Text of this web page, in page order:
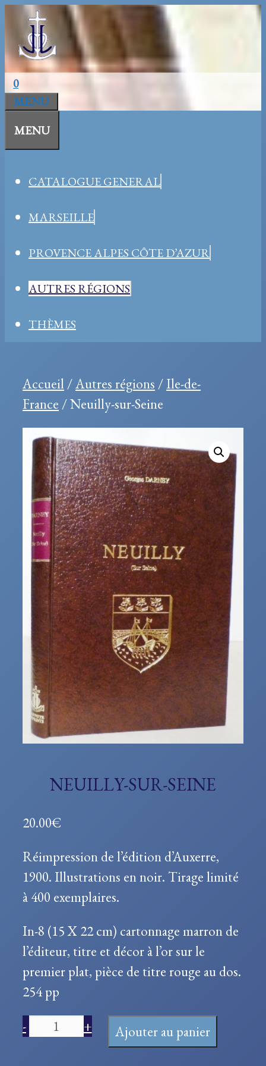
Aller
contenu
0
MENU
MENU
CATALOGUE GENERAL
MARSEILLE
PROVENCE ALPES CÔTE D’AZUR
AUTRES RÉGIONS
THÈMES
Accueil/Autres régions /Ile-de-
France / Neuilly-sur-Seine
NEUILLY-SUR-SEINE
20.00€
Réimpression de l’édition d’Auxerre,
1900. Illustrations en noir. Tirage limité
à 400 exemplaires.
In-8 (15 X 22 cm) cartonnage marron de
l’éditeur, titre et décor à l’or sur le
premier plat, pièce de titre rouge au dos.
254 pp
-
quantité
+ Ajouter au panier